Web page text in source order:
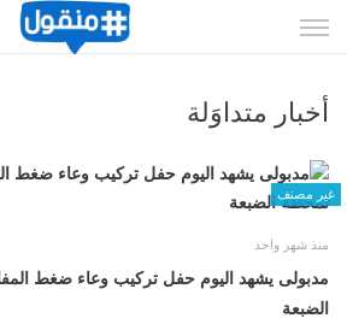
الى
أخبار متداوَلة
غير مصنف
منذ شهر واحد
مدبولى يشهد اليوم حفل تركيب وعاء ضغط
الضبعة